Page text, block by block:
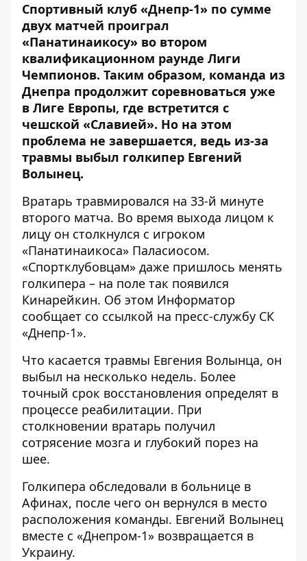
Спортивный клуб «Днепр-1» по сумме
двух матчей проиграл
«Панатинаикосу» во втором
квалификационном раунде Лиги
Чемпионов. Таким образом, команда из
Днепра продолжит соревноваться уже
в Лиге Европы, где встретится с
чешской «Славией». Но на этом
проблема не завершается, ведь из-за
травмы выбыл голкипер Евгений
Волынец.
Вратарь травмировался на 33-й минуте
второго матча. Во время выхода лицом к
лицу он столкнулся с игроком
«Панатинаикоса» Паласиосом.
«Спортклубовцам» даже пришлось менять
голкипера – на поле так появился
Кинарейкин. Об этом Информатор
сообщает со ссылкой на пресс-службу СК
«Днепр-1».
Что касается травмы Евгения Волынца, он
выбыл на несколько недель. Более
точный срок восстановления определят в
процессе реабилитации. При
столкновении вратарь получил
сотрясение мозга и глубокий порез на
шее.
Голкипера обследовали в больнице в
Афинах, после чего он вернулся в место
расположения команды. Евгений Волынец
вместе с «Днепром-1» возвращается в
Украину.